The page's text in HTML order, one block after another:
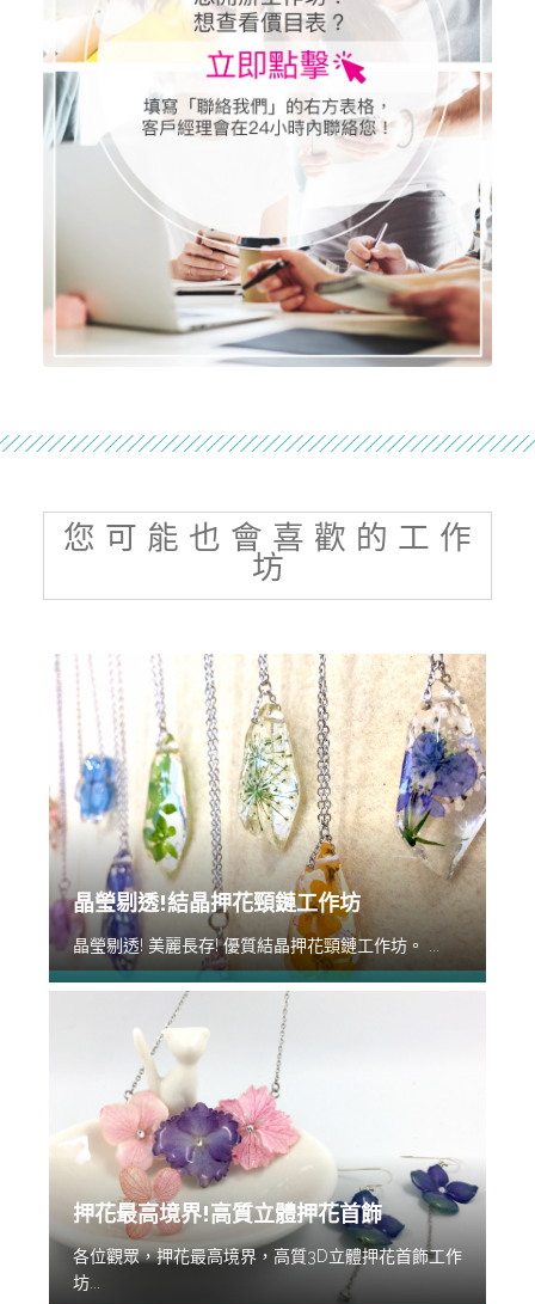
您 可 能 也 會 喜 歡 的 工 作
坊
晶瑩剔透!結晶押花頸鏈工作坊
晶瑩剔透! 美麗長存! 優質結晶押花頸鏈工作坊。 ...
押花最高境界!高質立體押花首飾
各位觀眾，押花最高境界，高質3D立體押花首飾工作
坊...